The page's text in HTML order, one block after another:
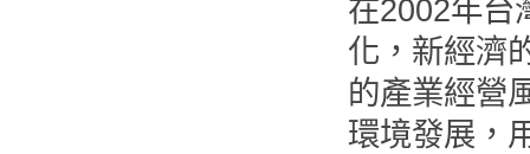
在2002年台
化，新經濟
的產業經營
環境發展，